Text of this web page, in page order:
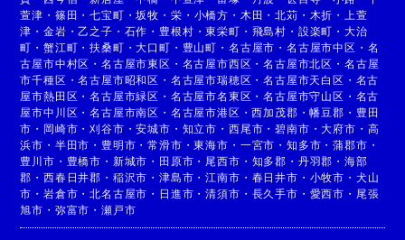
萱津 ・ 篠田 ・七宝町 ・坂牧 ・ 栄 ・ 小橋方 ・ 木田 ・北苅 ・ 木折 ・
上萱
津 ・金岩 ・乙之子 ・ 石作 ・ 豊根村 ・東栄町 ・ 飛島村 ・ 設楽町 ・ 大治
町 ・蟹江町 ・扶桑町 ・大口町 ・ 豊山町 ・ 名古屋市 ・ 名古屋市中区 ・ 名
古屋市中村区 ・名古屋市東区 ・ 名古屋市西区 ・名古屋市北区 ・ 名古屋
市千種区 ・名古屋市昭和区 ・ 名古屋市瑞穂区 ・名古屋市天白区 ・ 名古
屋市熱田区 ・名古屋市緑区 ・ 名古屋市名東区 ・名古屋市守山区 ・ 名古
屋市中川区 ・名古屋市南区 ・ 名古屋市港区 ・西加茂郡 ・幡豆郡 ・ 豊田
市 ・ 岡崎市 ・刈谷市 ・安城市 ・ 知立市 ・ 西尾市 ・碧南市 ・大府市 ・ 高
浜市 ・ 半田市 ・ 豊明市 ・常滑市 ・東海市 ・ 一宮市 ・ 知多市 ・蒲郡市 ・
豊川市 ・ 豊橋市 ・ 新城市 ・ 田原市 ・ 尾西市 ・ 知多郡 ・ 丹羽郡 ・ 海部
郡 ・西春日井郡 ・ 稲沢市 ・津島市 ・江南市 ・ 春日井市 ・ 小牧市 ・ 犬山
市 ・岩倉市 ・北名古屋市 ・ 日進市 ・清須市 ・ 長久手市 ・ 愛西市 ・ 尾張
旭市 ・ 弥富市 ・瀬戸市